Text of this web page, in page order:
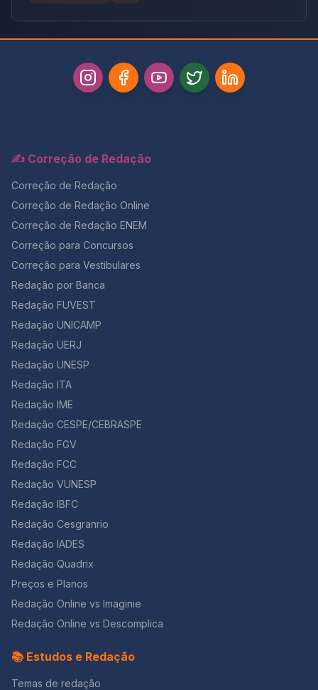
para futuras pautas sociais.
✍️ Correção de Redação
Correção de Redação
Correção de Redação Online
Correção de Redação ENEM
Correção para Concursos
Correção para Vestibulares
Redação por Banca
Redação FUVEST
Redação UNICAMP
Redação UERJ
Redação UNESP
Redação ITA
Redação IME
Redação CESPE/CEBRASPE
Redação FGV
Redação FCC
Redação VUNESP
Redação IBFC
Redação Cesgranrio
Redação IADES
Redação Quadrix
Preços e Planos
Redação Online vs Imaginie
Redação Online vs Descomplica
📚 Estudos e Redação
Temas de redação